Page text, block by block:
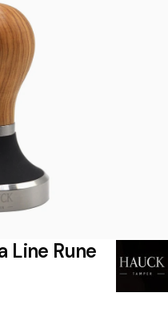
Line Rune